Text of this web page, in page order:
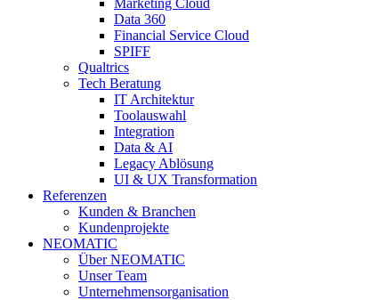
Marketing Cloud
Data 360
Financial Service Cloud
SPIFF
Qualtrics
Tech Beratung
IT Architektur
Toolauswahl
Integration
Data & AI
Legacy Ablösung
UI & UX Transformation
Referenzen
Kunden & Branchen
Kundenprojekte
NEOMATIC
Über NEOMATIC
Unser Team
Unternehmensorganisation